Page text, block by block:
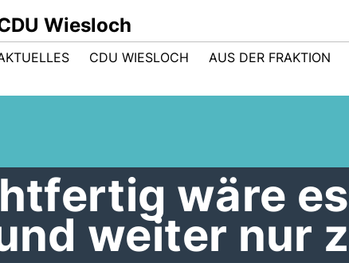
Wiesloch
CDU WIESLOCH AUS DER FRAKTION
wäre
weiter nur